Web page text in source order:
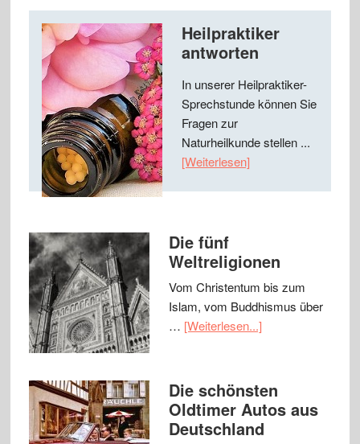
Heilpraktiker
antworten
In unserer Heilpraktiker-
Sprechstunde können Sie
Fragen zur
Naturheilkunde stellen ...
[Weiterlesen]
Die fünf
Weltreligionen
Vom Christentum bis zum
Islam, vom Buddhismus über
… [Weiterlesen...]
Die schönsten
Oldtimer Autos aus
Deutschland